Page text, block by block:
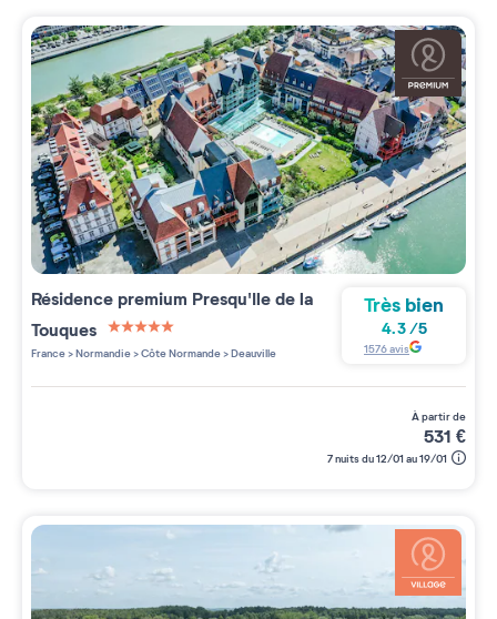
Résidence premium Presqu'Ile de la
Touques
5 étoiles sur 5
France>Normandie>Côte Normande>Deauville
Très bien
4.3/5
1576avis
à partir de
531 €
7 nuits du 12/01 au 19/01